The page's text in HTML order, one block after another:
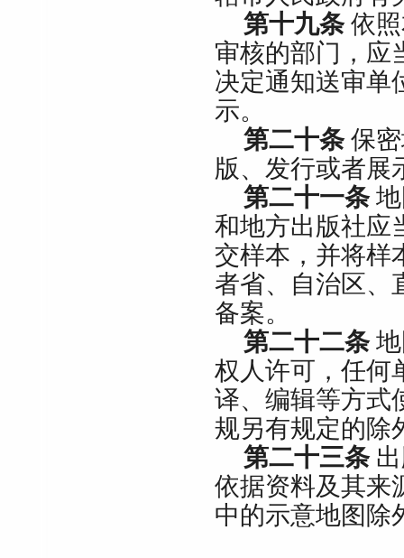
第十九条依照
审核的部门，应
决定通知送审单
示。
第二十条保密
版、发行或者展
第二十一条地
和地方出版社应
交样本，并将样
者省、自治区、
备案。
第二十二条地
权人许可，任何
译、编辑等方式
规另有规定的除
第二十三条出
依据资料及其来
中的示意地图除